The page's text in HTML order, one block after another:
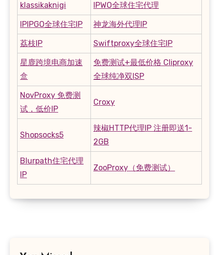
klassikaknigi IPWO全球住宅代理
IPIPGO全球住宅IP 神龙海外代理IP
荔枝IP Swiftproxy全球住宅IP
星鹿跨境电商加速
盒
免费测试+最低价格 Cliproxy
全球纯净双ISP
NovProxy 免费测
试，低价IP
Croxy
Shopsocks5
辣椒HTTP代理IP 注册即送1-
2GB
Blurpath住宅代理
IP
ZooProxy（免费测试）